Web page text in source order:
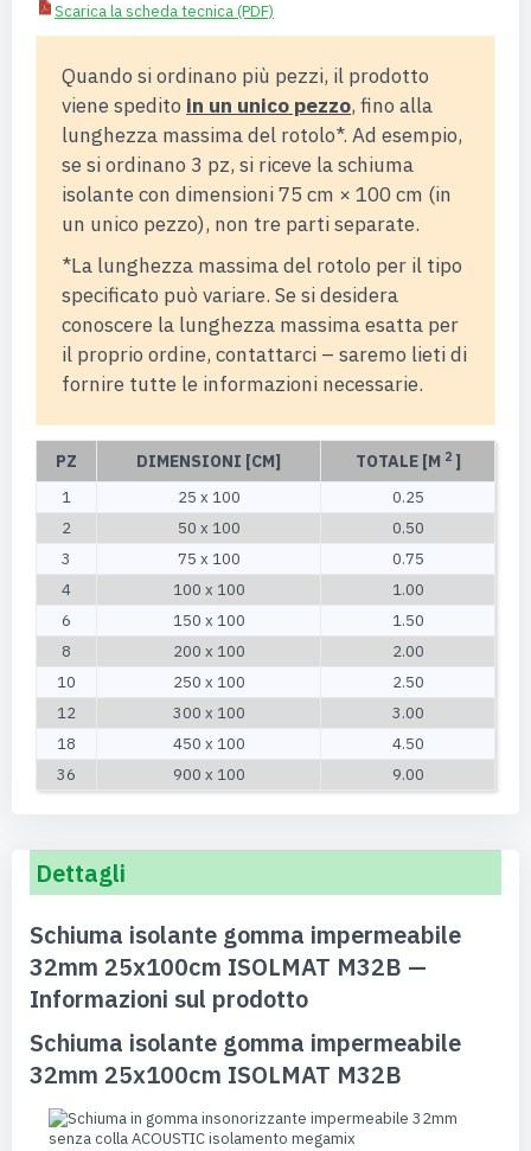
Scarica la scheda tecnica (PDF)
Quando si ordinano più pezzi, il prodotto
viene spedito in un unico pezzo, fino alla
lunghezza massima del rotolo*. Ad esempio,
se si ordinano 3 pz, si riceve la schiuma
isolante con dimensioni 75 cm × 100 cm (in
un unico pezzo), non tre parti separate.
*La lunghezza massima del rotolo per il tipo
specificato può variare. Se si desidera
conoscere la lunghezza massima esatta per
il proprio ordine, contattarci – saremo lieti di
fornire tutte le informazioni necessarie.
PZ DIMENSIONI [CM] TOTALE [M 2]
1 25 x 100
0.25
2
50 x 100
0.50
3
75 x 100
0.75
4
100 x 100
1.00
6
150 x 100
1.50
8
200 x 100
2.00
10
250 x 100
2.50
12
300 x 100
3.00
18
450 x 100
4.50
36
900 x 100 9.00
Dettagli
Schiuma isolante gomma impermeabile
32mm 25x100cm ISOLMAT M32B —
Informazioni sul prodotto
Schiuma isolante gomma impermeabile
32mm 25x100cm ISOLMAT M32B